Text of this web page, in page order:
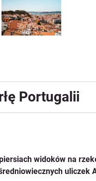
Portugalii
widoków na
uliczek